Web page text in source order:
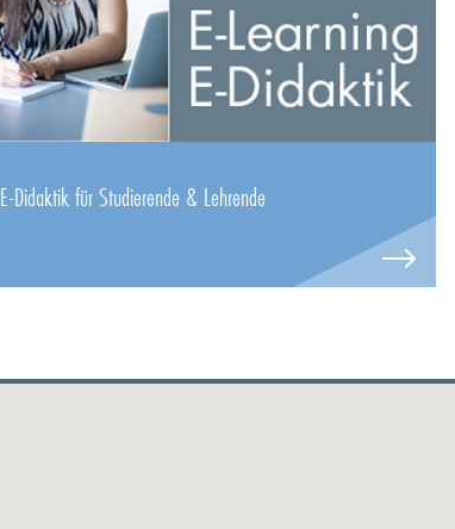
E-Didaktik für Studierende & Lehrende